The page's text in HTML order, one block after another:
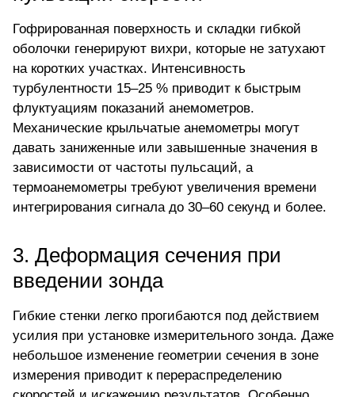
Гофрированная поверхность и складки гибкой
оболочки генерируют вихри, которые не затухают
на коротких участках. Интенсивность
турбулентности 15–25 % приводит к быстрым
флуктуациям показаний анемометров.
Механические крыльчатые анемометры могут
давать заниженные или завышенные значения в
зависимости от частоты пульсаций, а
термоанемометры требуют увеличения времени
интегрирования сигнала до 30–60 секунд и более.
3. Деформация сечения при
введении зонда
Гибкие стенки легко прогибаются под действием
усилия при установке измерительного зонда. Даже
небольшое изменение геометрии сечения в зоне
измерения приводит к перераспределению